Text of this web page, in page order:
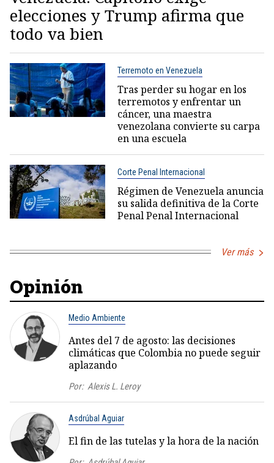
elecciones y Trump afirma que
todo va bien
Terremoto en Venezuela
Tras perder su hogar en los
terremotos y enfrentar un
cáncer, una maestra
venezolana convierte su carpa
en una escuela
Corte Penal Internacional
Régimen de Venezuela anuncia
su salida definitiva de la Corte
Penal Penal Internacional
Ver más
Opinión
Medio Ambiente
Antes del 7 de agosto: las decisiones
climáticas que Colombia no puede seguir
aplazando
Por: Alexis L. Leroy
Asdrúbal Aguiar
El fin de las tutelas y la hora de la nación